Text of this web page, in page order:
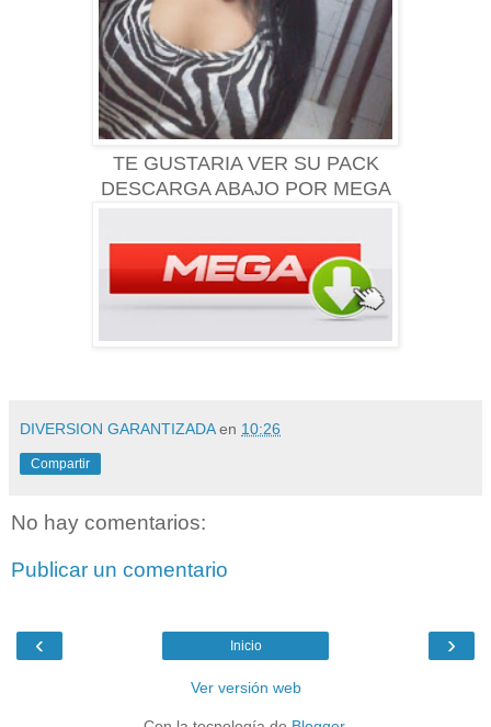
TE GUSTARIA VER SU PACK
DESCARGA ABAJO POR MEGA
DIVERSION GARANTIZADA en 10:26
Compartir
No hay comentarios:
Publicar un comentario
‹ ›
Inicio
Ver versión web